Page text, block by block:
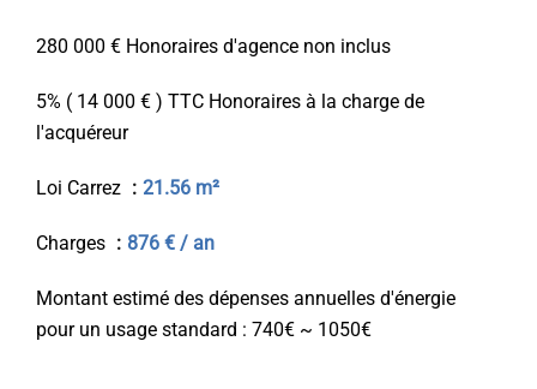
280 000 € Honoraires d'agence non inclus
5% ( 14 000 € ) TTC Honoraires à la charge de
l'acquéreur
Loi Carrez 21.56 m²
Charges 876 € / an
Montant estimé des dépenses annuelles d'énergie
pour un usage standard : 740€ ~ 1050€